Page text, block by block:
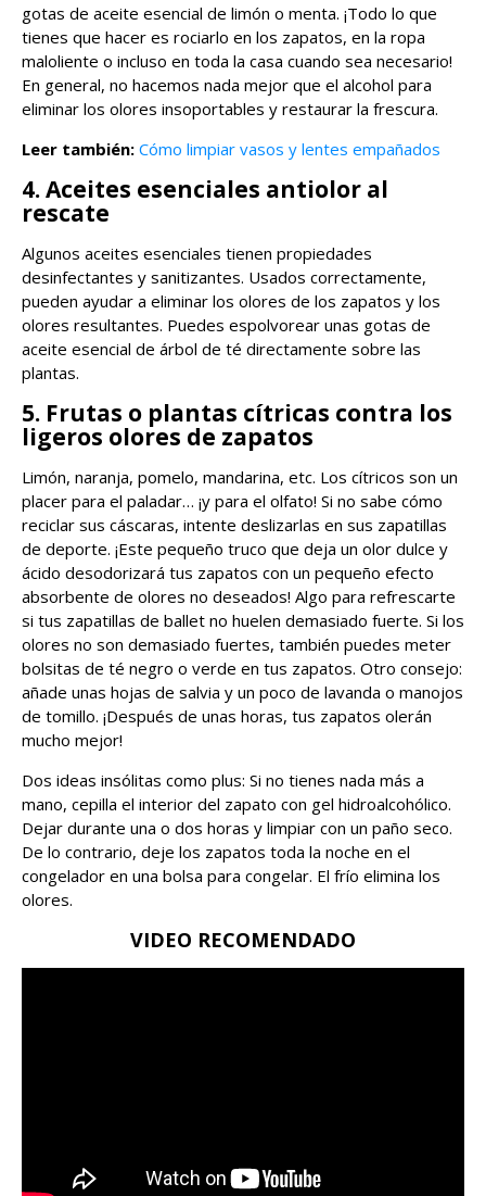
gotas de aceite esencial de limón o menta. ¡Todo lo que
tienes que hacer es rociarlo en los zapatos, en la ropa
maloliente o incluso en toda la casa cuando sea necesario!
En general, no hacemos nada mejor que el alcohol para
eliminar los olores insoportables y restaurar la frescura.
Leer también: Cómo limpiar vasos y lentes empañados
4. Aceites esenciales antiolor al
rescate
Algunos aceites esenciales tienen propiedades
desinfectantes y sanitizantes. Usados ​​correctamente,
pueden ayudar a eliminar los olores de los zapatos y los
olores resultantes. Puedes espolvorear unas gotas de
aceite esencial de árbol de té directamente sobre las
plantas.
5. Frutas o plantas cítricas contra los
ligeros olores de zapatos
Limón, naranja, pomelo, mandarina, etc. Los cítricos son un
placer para el paladar… ¡y para el olfato! Si no sabe cómo
reciclar sus cáscaras, intente deslizarlas en sus zapatillas
de deporte. ¡Este pequeño truco que deja un olor dulce y
ácido desodorizará tus zapatos con un pequeño efecto
absorbente de olores no deseados! Algo para refrescarte
si tus zapatillas de ballet no huelen demasiado fuerte. Si los
olores no son demasiado fuertes, también puedes meter
bolsitas de té negro o verde en tus zapatos. Otro consejo:
añade unas hojas de salvia y un poco de lavanda o manojos
de tomillo. ¡Después de unas horas, tus zapatos olerán
mucho mejor!
Dos ideas insólitas como plus: Si no tienes nada más a
mano, cepilla el interior del zapato con gel hidroalcohólico.
Dejar durante una o dos horas y limpiar con un paño seco.
De lo contrario, deje los zapatos toda la noche en el
congelador en una bolsa para congelar. El frío elimina los
olores.
VIDEO RECOMENDADO